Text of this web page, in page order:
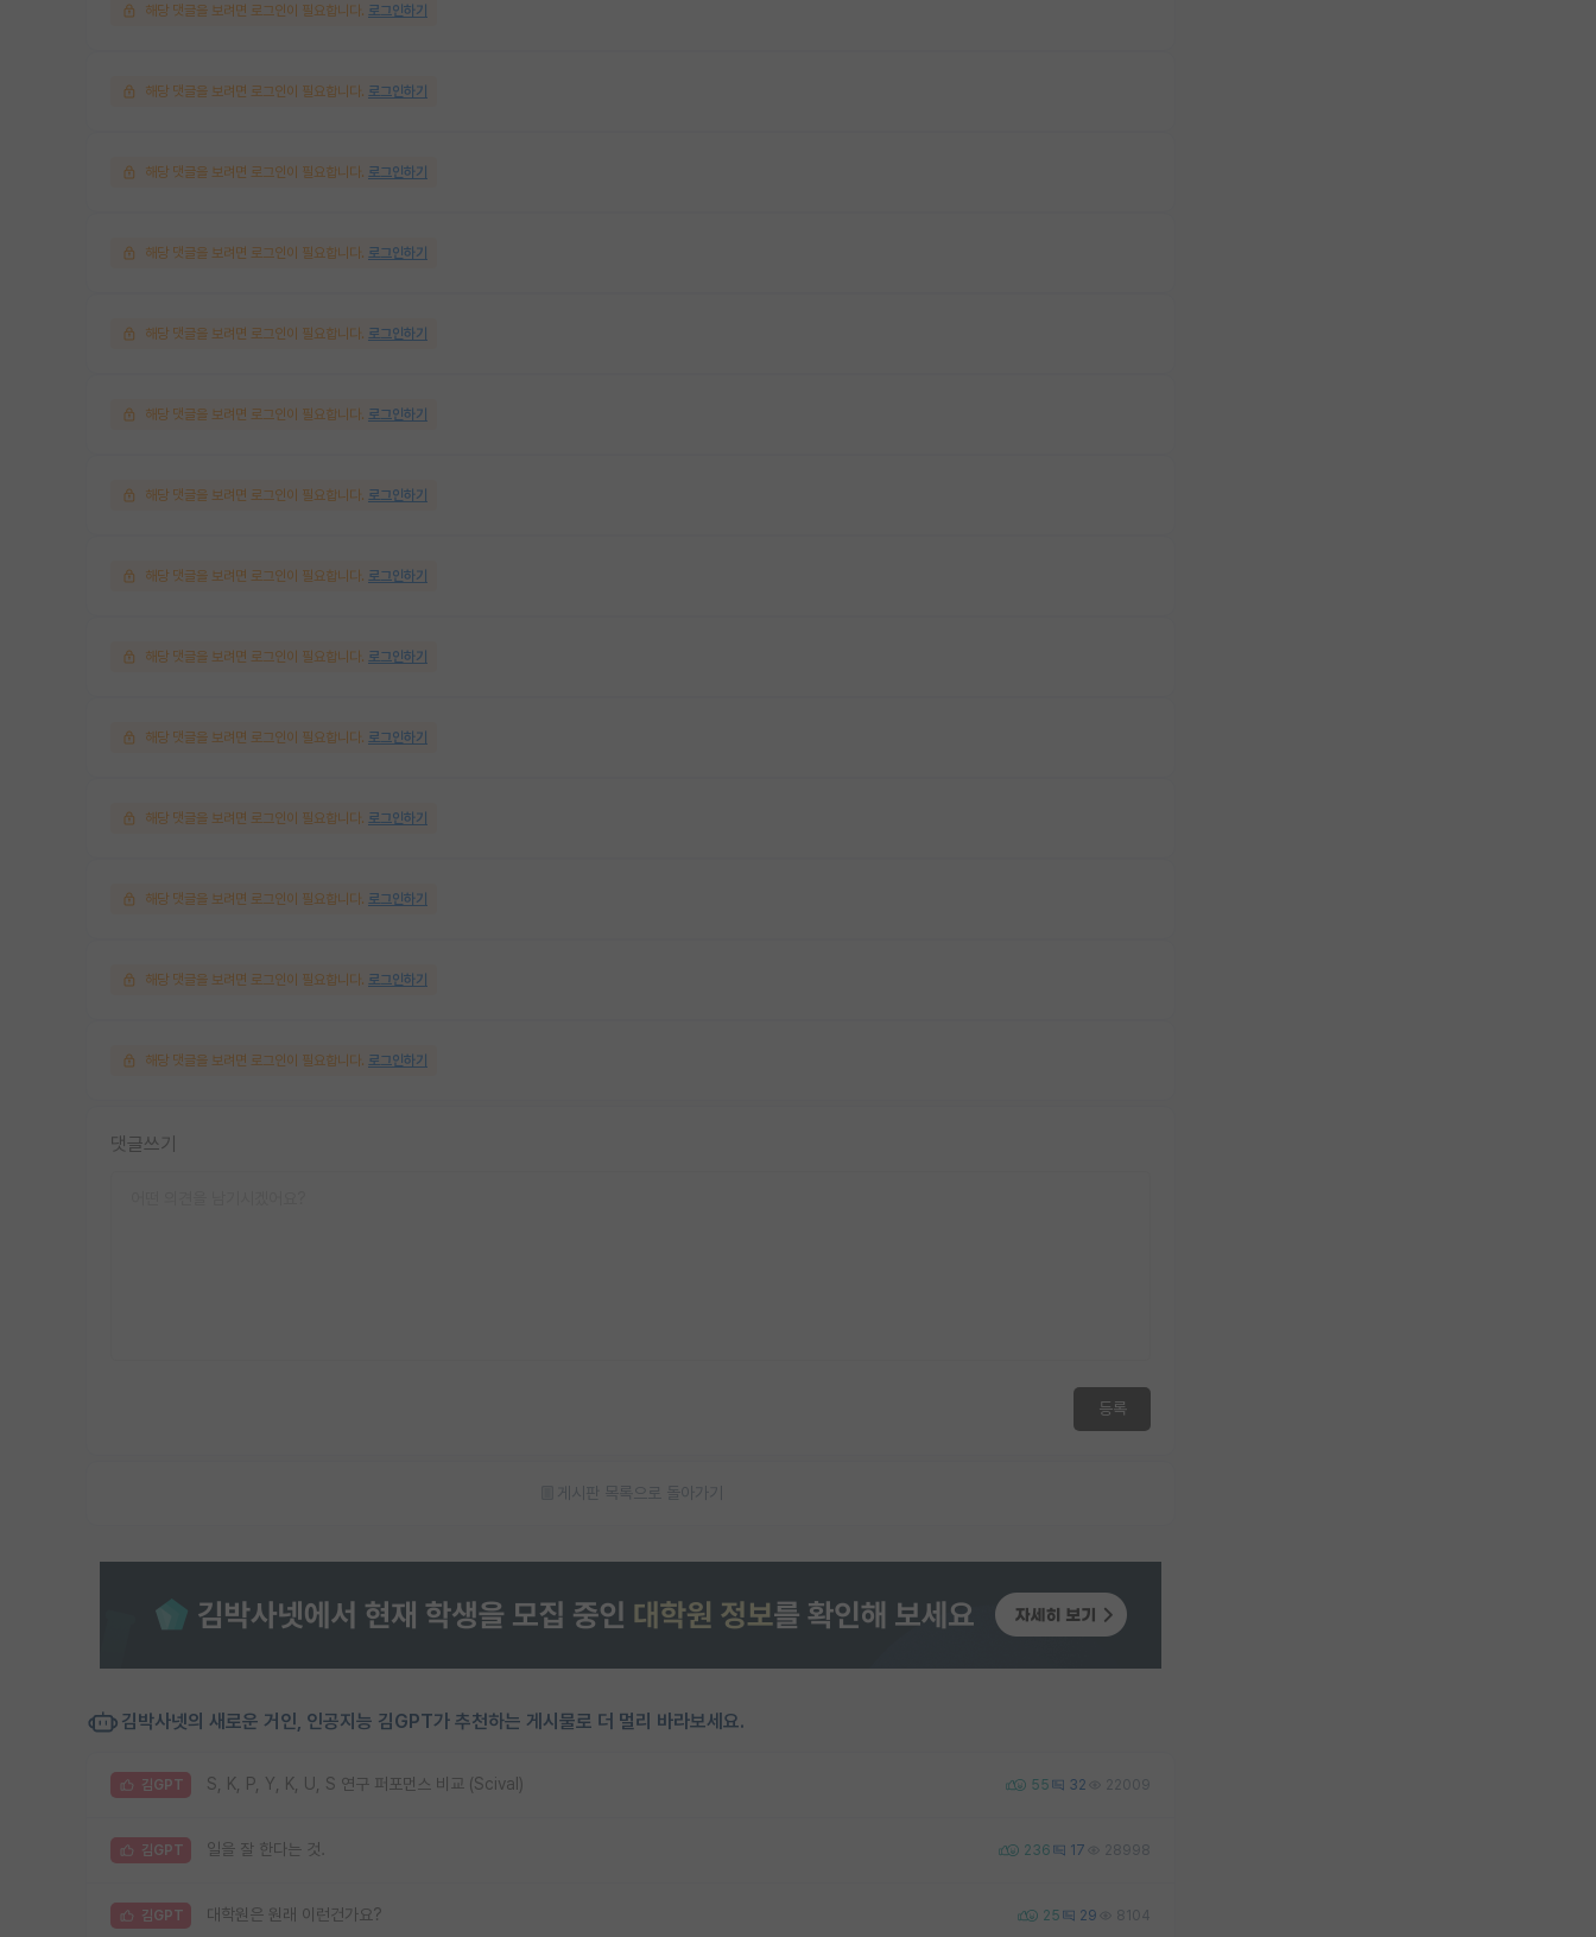
해당 댓글을 보려면 로그인이 필요합니다. 로그인하기
해당 댓글을 보려면 로그인이 필요합니다. 로그인하기
해당 댓글을 보려면 로그인이 필요합니다. 로그인하기
해당 댓글을 보려면 로그인이 필요합니다. 로그인하기
해당 댓글을 보려면 로그인이 필요합니다. 로그인하기
해당 댓글을 보려면 로그인이 필요합니다. 로그인하기
해당 댓글을 보려면 로그인이 필요합니다. 로그인하기
해당 댓글을 보려면 로그인이 필요합니다. 로그인하기
해당 댓글을 보려면 로그인이 필요합니다. 로그인하기
해당 댓글을 보려면 로그인이 필요합니다. 로그인하기
해당 댓글을 보려면 로그인이 필요합니다. 로그인하기
해당 댓글을 보려면 로그인이 필요합니다. 로그인하기
해당 댓글을 보려면 로그인이 필요합니다. 로그인하기
해당 댓글을 보려면 로그인이 필요합니다. 로그인하기
댓글쓰기
등록
게시판 목록으로 돌아가기
김박사넷의 새로운 거인, 인공지능 김GPT가 추천하는 게시물로 더 멀리 바라보세요.
김GPT S, K, P, Y, K, U, S 연구 퍼포먼스 비교 (Scival) 55 32 22009
김GPT 일을 잘 한다는 것. 236 17 28998
김GPT 대학원은 원래 이런건가요? 25 29 8104